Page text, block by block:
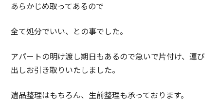
あらかじめ取ってあるので
全て処分でいい、との事でした。
アパートの明け渡し期日もあるので急いで片付け、運び
出しお引き取りいたしました。
遺品整理はもちろん、生前整理も承っております。